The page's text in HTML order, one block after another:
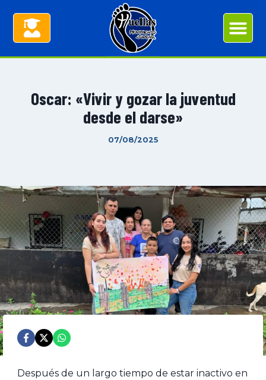
Oscar: «Vivir y gozar la juventud
desde el darse»
07/08/2025
Después de un largo tiempo de estar inactivo en